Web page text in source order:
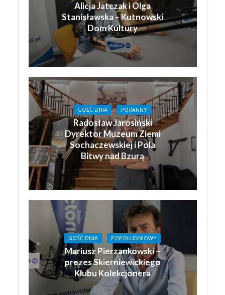
Alicja Jatczak i Olga
Stanisławska – Kutnowski
Dom Kultury
GOŚĆ DNIA PORANNY
Radosław Jarosiński
Dyrektor Muzeum Ziemi
Sochaczewskiej i Pola
Bitwy nad Bzurą
GOŚĆ DNIA POPOŁUDNIOWY
Mariusz Pierzankowski –
prezes Skierniewickiego
Klubu Kolekcjonera